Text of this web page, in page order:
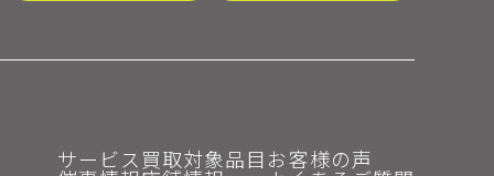
サービス 買取対象品目 お客様の声